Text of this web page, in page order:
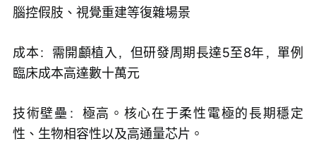
腦控假肢、視覺重建等復雜場景
成本：需開顱植入，但研發周期長達5至8年，單例
臨床成本高達數十萬元
技術壁壘：極高。核心在于柔性電極的長期穩定
性、生物相容性以及高通量芯片。